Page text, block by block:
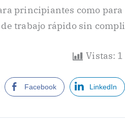
principiantes como
trabajo rápido sin
Vistas: 1
Facebook LinkedIn